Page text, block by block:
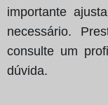
importante
necessário.
consulte um
dúvida.